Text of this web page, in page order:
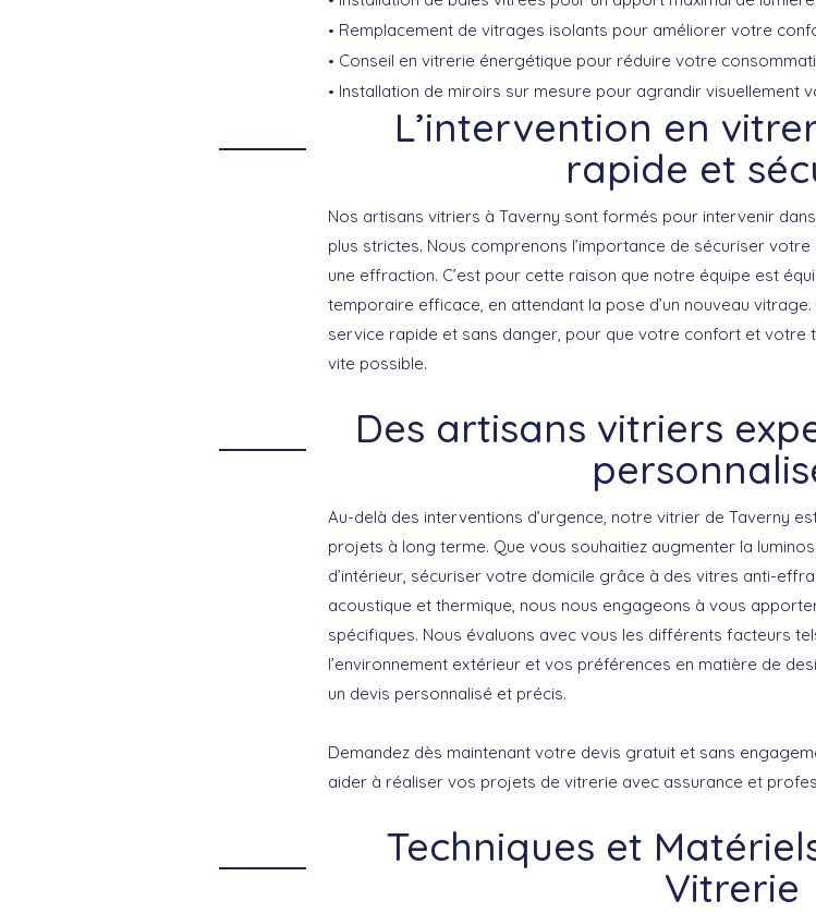
Remplacement de vitrages isolants pour améliorer votre
Conseil en vitrerie énergétique pour réduire votre
Installation de miroirs sur mesure pour agrandir visuellement
L’intervention en
rapide et
Nos artisans vitriers à Taverny sont formés pour intervenir
plus strictes. Nous comprenons l’importance de sécuriser
une effraction. C’est pour cette raison que notre équipe est
temporaire efficace, en attendant la pose d’un nouveau
service rapide et sans danger, pour que votre confort et votre
vite possible.
Des artisans vitriers
Au-delà des interventions d’urgence, notre vitrier de Taverny
projets à long terme. Que vous souhaitiez augmenter la
d’intérieur, sécuriser votre domicile grâce à des vitres anti-
acoustique et thermique, nous nous engageons à vous
spécifiques. Nous évaluons avec vous les différents facteurs
l’environnement extérieur et vos préférences en matière de
un devis personnalisé et précis.
Demandez dès maintenant votre devis gratuit et sans
aider à réaliser vos projets de vitrerie avec assurance et
Techniques et
Vitrerie